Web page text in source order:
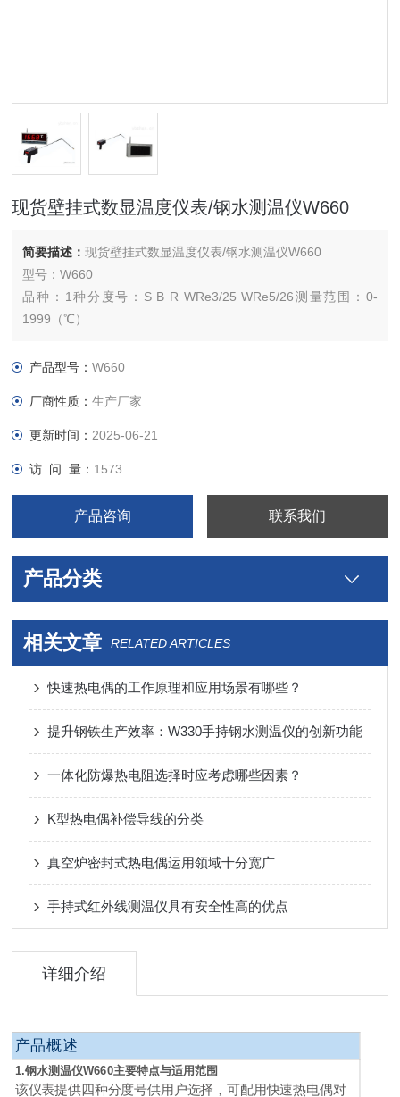
现货壁挂式数显温度仪表/钢水测温仪W660
简要描述：现货壁挂式数显温度仪表/钢水测温仪W660
型号：W660
品种：1种分度号：S B R WRe3/25 WRe5/26测量范围：0-
1999（℃）
产品型号：W660
厂商性质：生产厂家
更新时间： 2025-06-21
访 问 量： 1573
产品咨询 联系我们
产品分类
相关文章 RELATED ARTICLES
快速热电偶的工作原理和应用场景有哪些？
提升钢铁生产效率：W330手持钢水测温仪的创新功能
一体化防爆热电阻选择时应考虑哪些因素？
K型热电偶补偿导线的分类
真空炉密封式热电偶运用领域十分宽广
手持式红外线测温仪具有安全性高的优点
详细介绍
产品概述
1.钢水测温仪W660主要特点与适用范围
该仪表提供四种分度号供用户选择，可配用快速热电偶对